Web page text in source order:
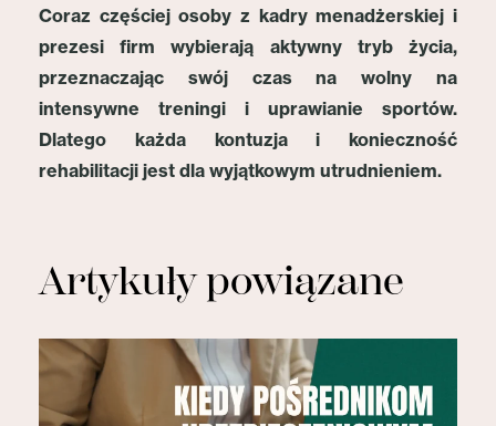
Coraz częściej osoby z kadry menadżerskiej i
prezesi firm wybierają aktywny tryb życia,
przeznaczając swój czas na wolny na
intensywne treningi i uprawianie sportów.
Dlatego każda kontuzja i konieczność
rehabilitacji jest dla wyjątkowym utrudnieniem.
Artykuły powiązane